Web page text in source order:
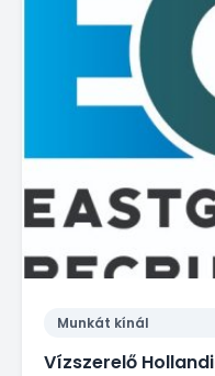
Munkát kínál
Vízszerelő